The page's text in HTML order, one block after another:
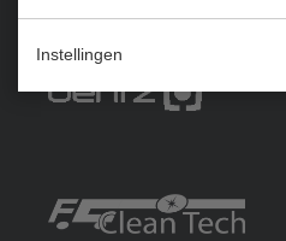
Instellingen